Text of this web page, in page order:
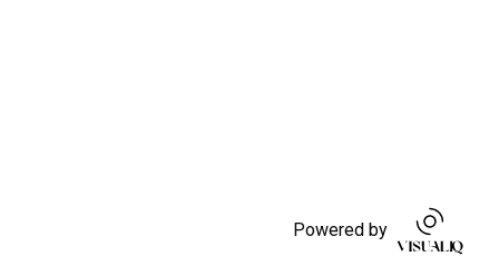
Powered by